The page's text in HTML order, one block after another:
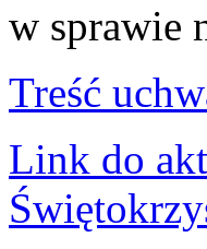
w sprawie
Treść
Link do